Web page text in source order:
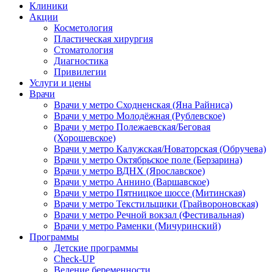
Клиники
Акции
Косметология
Пластическая хирургия
Стоматология
Диагностика
Привилегии
Услуги и цены
Врачи
Врачи у метро Сходненская (Яна Райниса)
Врачи у метро Молодёжная (Рублевское)
Врачи у метро Полежаевская/Беговая
(Хорошевское)
Врачи у метро Калужская/Новаторская (Обручева)
Врачи у метро Октябрьское поле (Берзарина)
Врачи у метро ВДНХ (Ярославское)
Врачи у метро Аннино (Варшавское)
Врачи у метро Пятницкое шоссе (Митинская)
Врачи у метро Текстильщики (Грайвороновская)
Врачи у метро Речной вокзал (Фестивальная)
Врачи у метро Раменки (Мичуринский)
Программы
Детские программы
Check-UP
Ведение беременности